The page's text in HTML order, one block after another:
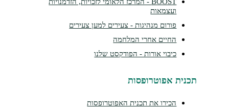
פורום מנהיגות - צעירים למען צעירים
החיים אחרי המלחמה
כיבוי אורות - הפודקסט שלנו
אפוטרופסות
הכירו את תכנית האפוטרופסות